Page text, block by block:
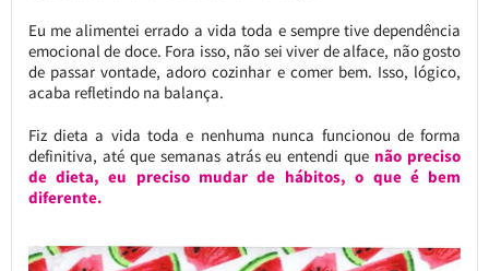
Eu me alimentei errado a vida toda e sempre tive dependência
emocional de doce. Fora isso, não sei viver de alface, não gosto
de passar vontade, adoro cozinhar e comer bem. Isso, lógico,
acaba refletindo na balança.
Fiz dieta a vida toda e nenhuma nunca funcionou de forma
definitiva, até que semanas atrás eu entendi que não preciso
de dieta, eu preciso mudar de hábitos, o que é bem
diferente.